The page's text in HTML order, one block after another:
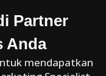
Partner
Anda
mendapatkan